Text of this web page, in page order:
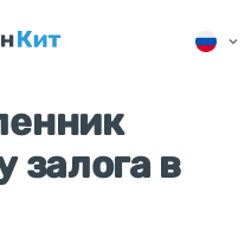
залога в